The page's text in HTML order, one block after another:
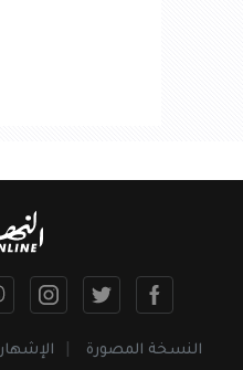
النسخة المصورة الإشهار